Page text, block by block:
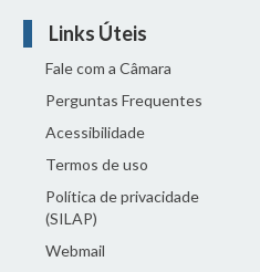
Links Úteis
Fale com a Câmara
Perguntas Frequentes
Acessibilidade
Termos de uso
Política de privacidade
(SILAP)
Webmail